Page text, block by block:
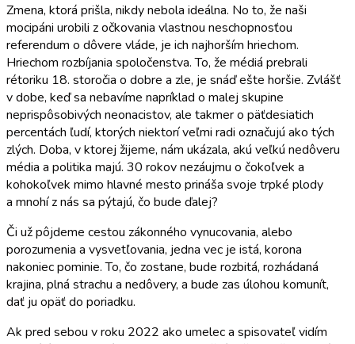
Zmena, ktorá prišla, nikdy nebola ideálna. No to, že naši
mocipáni urobili z očkovania vlastnou neschopnosťou
referendum o dôvere vláde, je ich najhorším hriechom.
Hriechom rozbíjania spoločenstva. To, že médiá prebrali
rétoriku 18. storočia o dobre a zle, je snáď ešte horšie. Zvlášť
v dobe, keď sa nebavíme napríklad o malej skupine
neprispôsobivých neonacistov, ale takmer o päťdesiatich
percentách ľudí, ktorých niektorí veľmi radi označujú ako tých
zlých. Doba, v ktorej žijeme, nám ukázala, akú veľkú nedôveru
média a politika majú. 30 rokov nezáujmu o čokoľvek a
kohokoľvek mimo hlavné mesto prináša svoje trpké plody
a mnohí z nás sa pýtajú, čo bude ďalej?
Či už pôjdeme cestou zákonného vynucovania, alebo
porozumenia a vysvetľovania, jedna vec je istá, korona
nakoniec pominie. To, čo zostane, bude rozbitá, rozhádaná
krajina, plná strachu a nedôvery, a bude zas úlohou komunít,
dať ju opäť do poriadku.
Ak pred sebou v roku 2022 ako umelec a spisovateľ vidím